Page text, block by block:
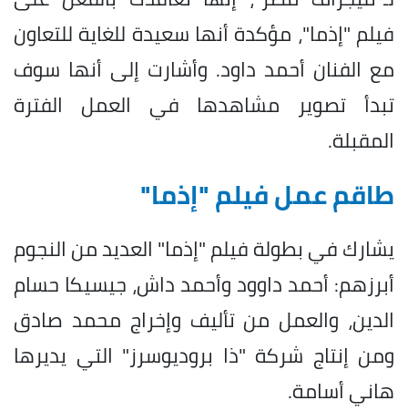
فيلم "إذما"، مؤكدة أنها سعيدة للغاية للتعاون
مع الفنان أحمد داود. وأشارت إلى أنها سوف
تبدأ تصوير مشاهدها في العمل الفترة
المقبلة.
طاقم عمل فيلم "إذما"
يشارك في بطولة فيلم "إذما" العديد من النجوم
أبرزهم: أحمد داوود وأحمد داش، جيسيكا حسام
الدين، والعمل من تأليف وإخراج محمد صادق
ومن إنتاج شركة "ذا بروديوسرز" التي يديرها
هاني أسامة.